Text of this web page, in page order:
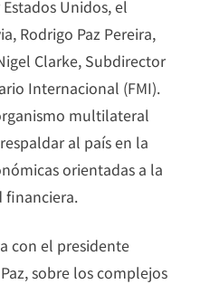
Unidos, el
Rodrigo Paz Pereira,
Clarke, Subdirector
Internacional (FMI).
multilateral
al país en la
orientadas a la
financiera.
con el presidente
sobre los complejos